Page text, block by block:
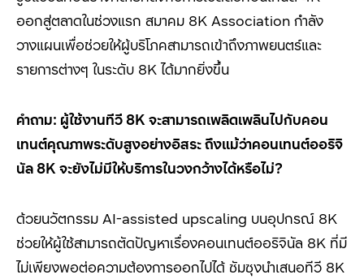
ออกสู่ตลาดในช่วงแรก สมาคม 8K Association กำลัง
วางแผนเพื่อช่วยให้ผู้บริโภคสามารถเข้าถึงภาพยนตร์และ
รายการต่างๆ ในระดับ 8Kได้มากยิ่งขึ้น
คำถาม: ผู้ใช้งานทีวี8K จะสามารถเพลิดเพลินไปกับคอน
เทนต์คุณภาพระดับสูงอย่างอิสระ ถึงแม้ว่าคอนเทนต์ออริจิ
นัล8K จะยังไม่มีให้บริการในวงกว้างได้หรือไม่?
ด้วยนวัตกรรม AI-assisted upscaling บนอุปกรณ์ 8K
ช่วยให้ผู้ใช้สามารถตัดปัญหาเรื่องคอนเทนต์ออริจินัล 8K ที่มี
ไม่เพียงพอต่อความต้องการออกไปได้ ซัมซุงนำเสนอทีวี 8K